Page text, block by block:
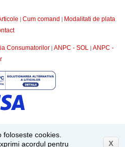
| Cum comand | Modalitati de plata
Consumatorilor | ANPC - SOL | ANPC -
cookies.
acordul pentru
X